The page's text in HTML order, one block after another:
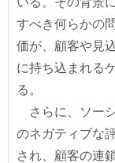
すべき何らかの
価が、顧客や見
に持ち込まれる
る。
さらに、ソー
のネガティブな
され、顧客の連